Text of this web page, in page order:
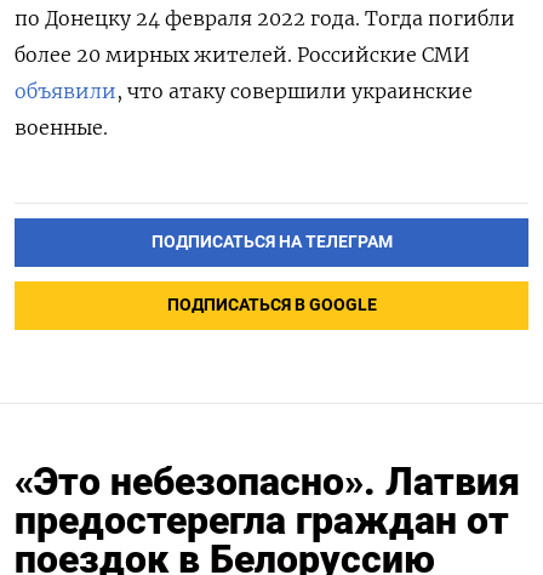
по Донецку 24 февраля 2022 года. Тогда погибли
более 20 мирных жителей. Российские СМИ
объявили, что атаку совершили украинские
военные.
ПОДПИСАТЬСЯ НА ТЕЛЕГРАМ
ПОДПИСАТЬСЯ В GOOGLE
«Это небезопасно». Латвия
предостерегла граждан от
поездок в Белоруссию